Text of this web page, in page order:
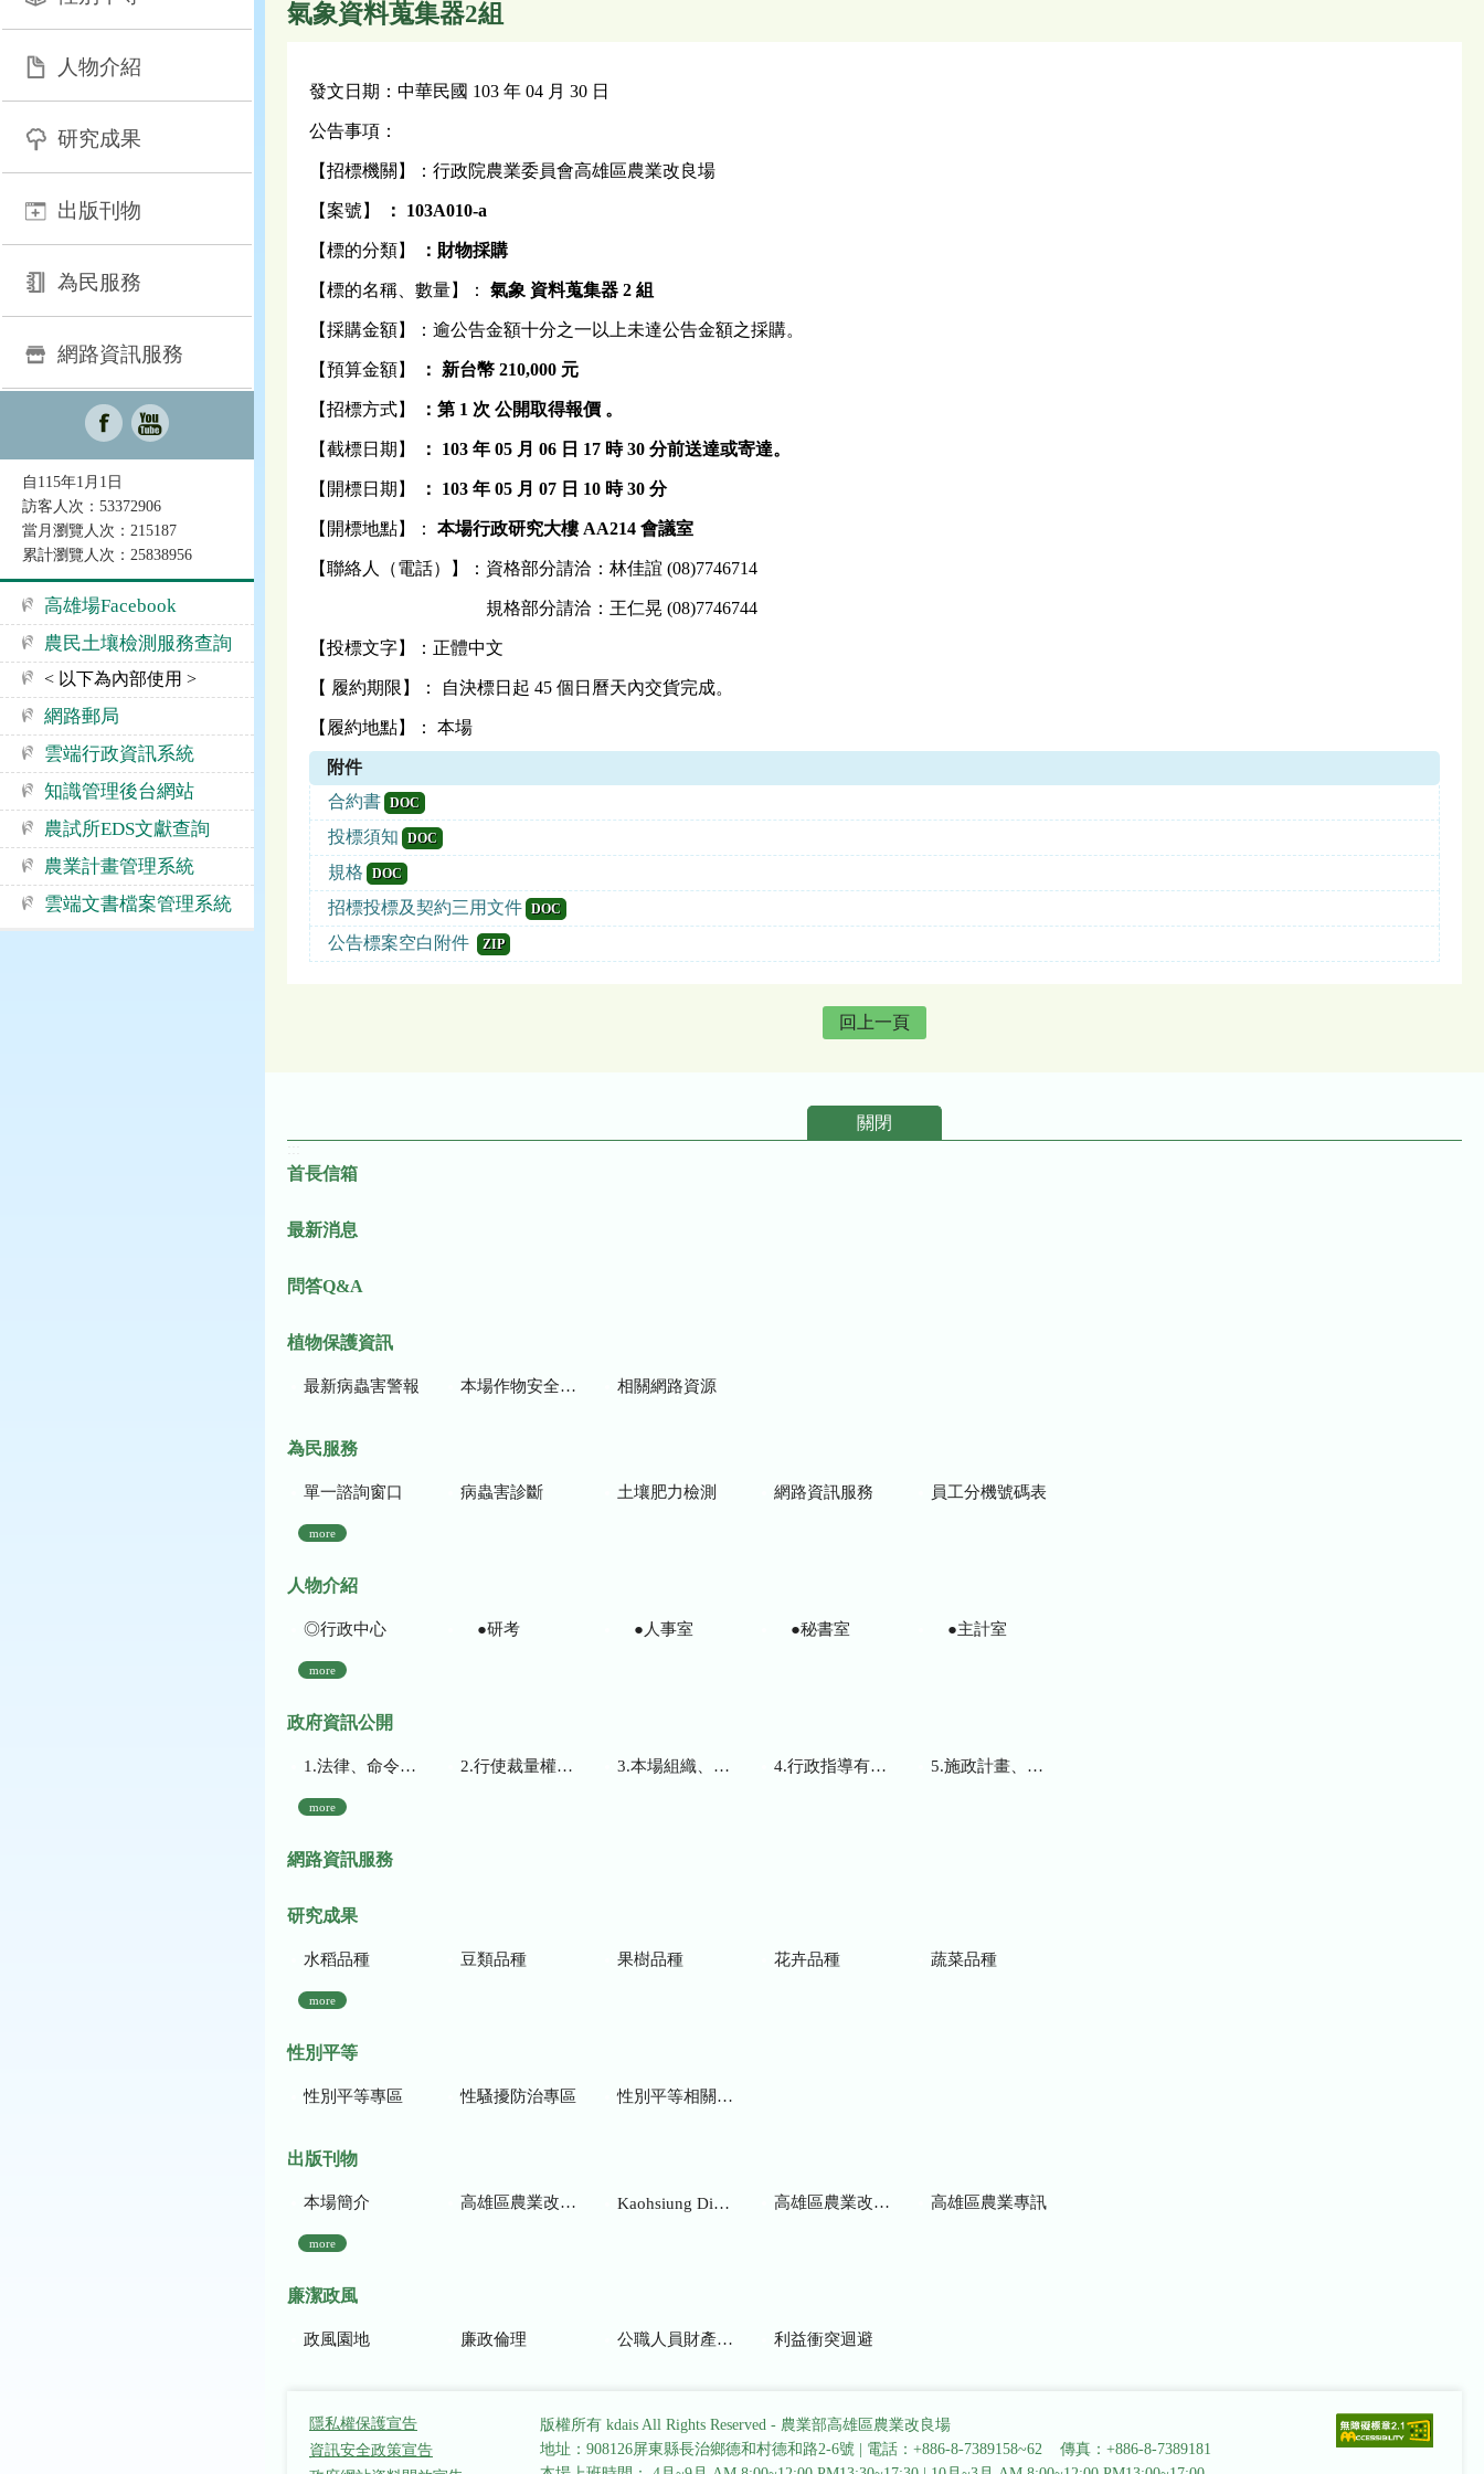
人物介紹
研究成果
出版刊物
為民服務
網路資訊服務
自115年1月1日
訪客人次：53372906
當月瀏覽人次：215187
累計瀏覽人次：25838956
高雄場Facebook
農民土壤檢測服務查詢
< 以下為內部使用 >
網路郵局
雲端行政資訊系統
知識管理後台網站
農試所EDS文獻查詢
農業計畫管理系統
雲端文書檔案管理系統
氣象資料蒐集器2組
發文日期：中華民國 103 年 04 月 30 日
公告事項：
【招標機關】：行政院農業委員會高雄區農業改良場
【案號】 ： 103A010-a
【標的分類】 ：財物採購
【標的名稱、數量】： 氣象 資料蒐集器 2 組
【採購金額】：逾公告金額十分之一以上未達公告金額之採購。
【預算金額】 ： 新台幣 210,000 元
【招標方式】 ：第 1 次 公開取得報價 。
【截標日期】 ： 103 年 05 月 06 日 17 時 30 分前送達或寄達。
【開標日期】 ： 103 年 05 月 07 日 10 時 30 分
【開標地點】： 本場行政研究大樓 AA214 會議室
【聯絡人（電話）】：資格部分請洽：林佳誼 (08)7746714
規格部分請洽：王仁晃 (08)7746744
【投標文字】：正體中文
【 履約期限】： 自決標日起 45 個日曆天內交貨完成。
【履約地點】： 本場
附件
合約書 DOC
投標須知 DOC
規格 DOC
招標投標及契約三用文件 DOC
公告標案空白附件 ZIP
回上一頁
關閉
首長信箱
最新消息
問答Q&A
植物保護資訊
最新病蟲害警報 本場作物安全用藥資訊 相關網路資源
為民服務
單一諮詢窗口 病蟲害診斷 土壤肥力檢測 網路資訊服務 員工分機號碼表
more
人物介紹
◎行政中心 ●研考 ●人事室 ●秘書室 ●主計室
more
政府資訊公開
1.法律、命令、法規命令 2.行使裁量權而訂頒之解釋性規定及裁量基準 3.本場組織、職掌及聯絡資訊 4.行政指導有關文書 5.施政計畫、業務統計及研究報告
more
網路資訊服務
研究成果
水稻品種 豆類品種 果樹品種 花卉品種 蔬菜品種
more
性別平等
性別平等專區 性騷擾防治專區 性別平等相關網站
出版刊物
本場簡介 高雄區農業改良場研究彙報 Kaohsiung District Agricultural Research and Extension Station 高雄區農業改良場年報 高雄區農業專訊
more
廉潔政風
政風園地 廉政倫理 公職人員財產申報 利益衝突迴避
隱私權保護宣告
資訊安全政策宣告
版權所有 kdais All Rights Reserved - 農業部高雄區農業改良場
地址：908126屏東縣長治鄉德和村德和路2-6號
電話：+886-8-7389158~62 傳真：+886-8-7389181